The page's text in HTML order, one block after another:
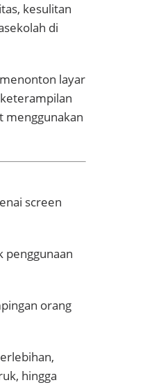
kesulitan
di
layar
menggunakan
screen
penggunaan
orang
hingga